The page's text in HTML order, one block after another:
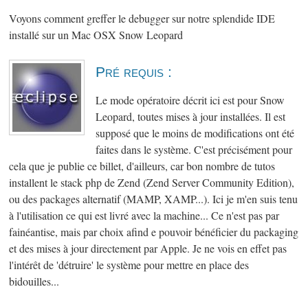
Voyons comment greffer le debugger sur notre splendide IDE
installé sur un Mac OSX Snow Leopard
Pré requis :
Le mode opératoire décrit ici est pour Snow
Leopard, toutes mises à jour installées. Il est
supposé que le moins de modifications ont été
faites dans le système. C'est précisément pour
cela que je publie ce billet, d'ailleurs, car bon nombre de tutos
installent le stack php de Zend (Zend Server Community Edition),
ou des packages alternatif (MAMP, XAMP...). Ici je m'en suis tenu
à l'utilisation ce qui est livré avec la machine... Ce n'est pas par
fainéantise, mais par choix afind e pouvoir bénéficier du packaging
et des mises à jour directement par Apple. Je ne vois en effet pas
l'intérêt de 'détruire' le système pour mettre en place des
bidouilles...